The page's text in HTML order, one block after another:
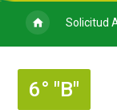
Solicitud
6° "B"